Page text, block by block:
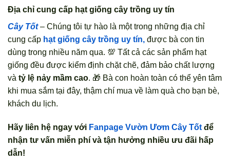
Địa chỉ cung cấp hạt giống cây trồng uy tín
Cây Tốt– Chúng tôi tự hào là một trong những địa chỉ
cung cấp hạt giống cây trồng uy tín, được bà con tin
dùng trong nhiều năm qua. 💯 Tất cả các sản phẩm hạt
giống đều được kiểm định chặt chẽ, đảm bảo chất lượng
và tỷ lệ nảy mầm cao. 🎁 Bà con hoàn toàn có thể yên tâm
khi mua sắm tại đây, thậm chí mua về làm quà cho bạn bè,
khách du lịch.
Hãy liên hệ ngay với Fanpage Vườn Ươm Cây Tốt để
nhận tư vấn miễn phí và tận hưởng nhiều ưu đãi hấp
dẫn!